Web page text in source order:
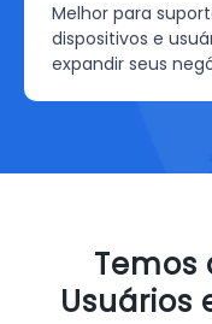
Melhor para
dispositivos e
expandir seus
Temos
Usuários